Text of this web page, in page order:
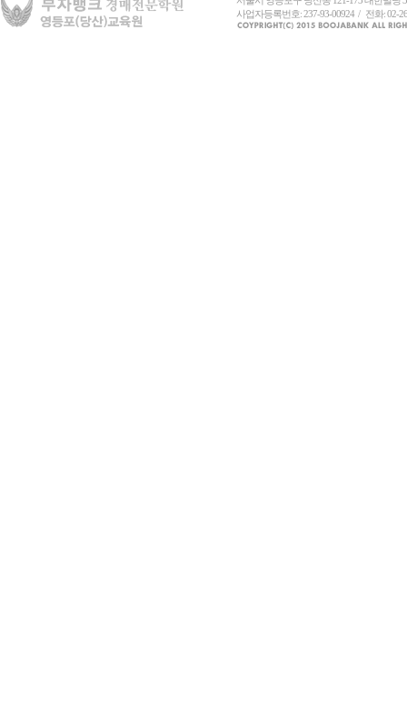
사업자등록번호: 237-93-00924 / 전화: 02-